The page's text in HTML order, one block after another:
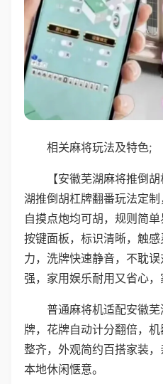
相关麻将玩法及特色;
【安徽芜湖麻将推倒
湖推倒胡杠牌翻番玩法定制
自摸点炮均可胡，规则简
按键面板，标识清晰，触
力，洗牌快速静音，不耽
强，家用娱乐耐用又省心，
普通麻将机适配安徽
牌，花牌自动计分翻倍，
整齐，外观简约百搭家装
本地休闲惬意。